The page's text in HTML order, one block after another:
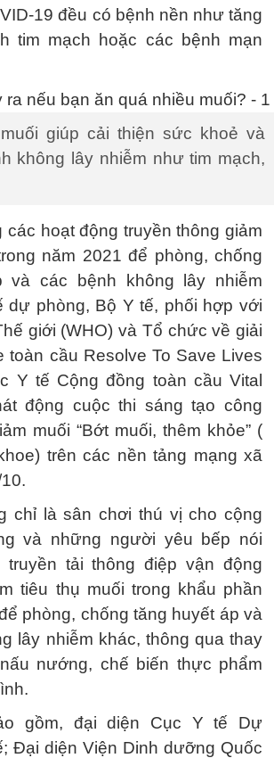
19 đều có bệnh nền như tăng
tim mạch hoặc các bệnh mạn
giúp cải thiện sức khoẻ và
không lây nhiễm như tim mạch,
các hoạt động truyền thông giảm
năm 2021 để phòng, chống
và các bệnh không lây nhiễm
dự phòng, Bộ Y tế, phối hợp với
giới (WHO) và Tổ chức về giải
toàn cầu Resolve To Save Lives
Y tế Cộng đồng toàn cầu Vital
động cuộc thi sáng tạo công
muối “Bớt muối, thêm khỏe” (
trên các nền tảng mạng xã
chỉ là sân chơi thú vị cho cộng
và những người yêu bếp nói
truyền tải thông điệp vận động
tiêu thụ muối trong khẩu phần
phòng, chống tăng huyết áp và
lây nhiễm khác, thông qua thay
nướng, chế biến thực phẩm
gồm, đại diện Cục Y tế Dự
Đại diện Viện Dinh dưỡng Quốc